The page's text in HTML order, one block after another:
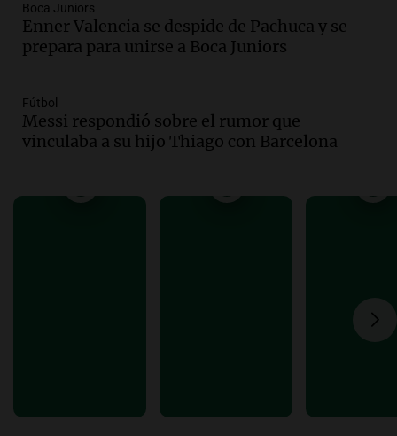
Episodios
Audio.José Roccuzzo, cortes de carne y
compras de Antonella: bromas en
Episodios
Audio.José Roccuzzo, cortes de carne y
Viva la Radio Rosario
Boca Juniors
Enner Valencia se despide de Pachuca y se
prepara para unirse a Boca Juniors
Fútbol
Messi respondió sobre el rumor que
vinculaba a su hijo Thiago con Barcelona